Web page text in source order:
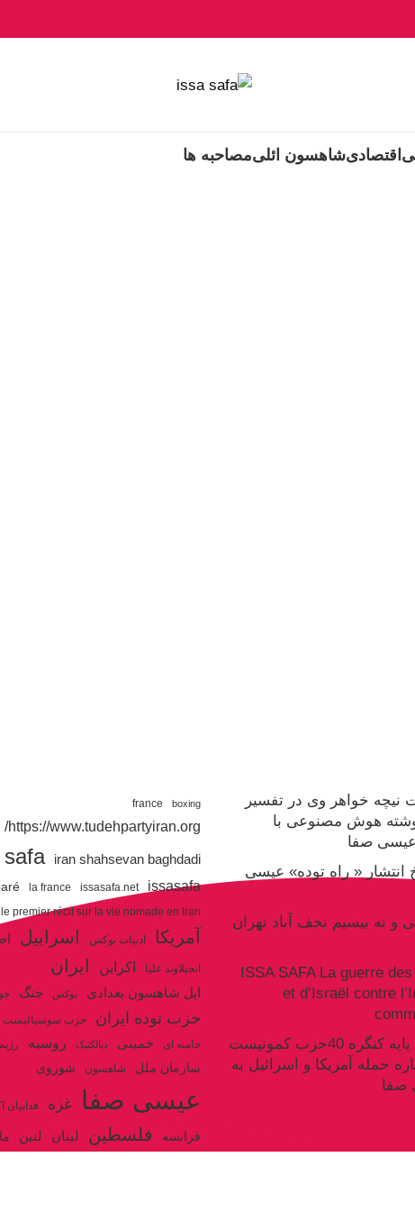
اقتصادیشاهسون ائلیمصاحبه ها
نیچه خواهر وی در تفسیر
هوش مصنوعی با
صفا
انتشار « راه توده» عیسی
و ته بیسیم نجف آباد تهران
ISSA SAFA La guerre
et d’Israël contre
سکوت سند پایه کنگره 40حزب کمونیست
حمله آمریکا و اسرائیل به
صفا
boxing
france
https://www.tudehpartyiran.org/
iran shahsevan baghdadi
issasafa
issasafa.net
la france
premier récit sur la vie nomade en Iran
آمریکا ادبیات بوکس اسراییل
انجیلاوند علیا اکراین ایران
ایل شاهسون بغدادی بوکس جنگ
حزب توده ایران حزب سوسیالیست
خامنه ای خمینی دیالکتیک روسیه
سازمان ملل شاهسون شوروی
عیسی صفا غزه فداییان
فرانسه فلسطین لبنان لنین